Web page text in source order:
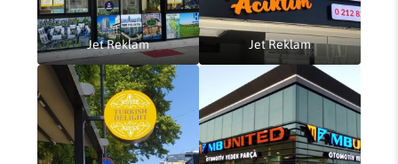
Jet Reklam Jet Reklam